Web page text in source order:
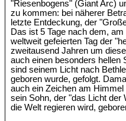
"Riesenbogens" (Giant Arc)
zu kommen: bei näherer
letzte Entdeckung, der
Das ist 5 Tage nach dem,
weltweit gefeierten Tag der
zweitausend Jahren um
auch einen besonders hellen
sind seinem Licht nach
geboren wurde, gefolgt.
auch ein Zeichen am
sein Sohn, der "das Licht der
die Welt regieren wird,